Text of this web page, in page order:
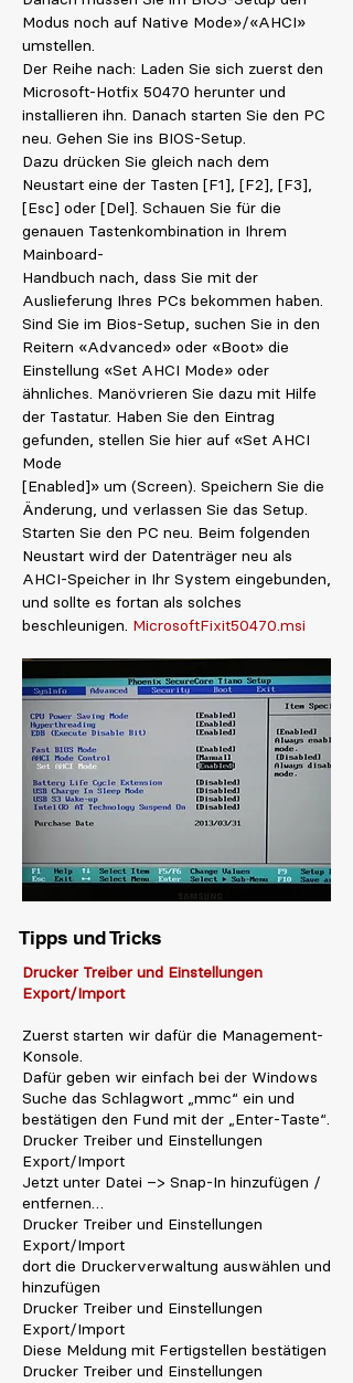
Modus noch auf Native Mode»/«AHCI»
umstellen.
Der Reihe nach: Laden Sie sich zuerst den
Microsoft-Hotfix 50470 herunter und
installieren ihn. Danach starten Sie den PC
neu. Gehen Sie ins BIOS-Setup.
Dazu drücken Sie gleich nach dem
Neustart eine der Tasten [F1], [F2], [F3],
[Esc] oder [Del]. Schauen Sie für die
genauen Tastenkombination in Ihrem
Mainboard-
Handbuch nach, dass Sie mit der
Auslieferung Ihres PCs bekommen haben.
Sind Sie im Bios-Setup, suchen Sie in den
Reitern «Advanced» oder «Boot» die
Einstellung «Set AHCI Mode» oder
ähnliches. Manövrieren Sie dazu mit Hilfe
der Tastatur. Haben Sie den Eintrag
gefunden, stellen Sie hier auf «Set AHCI
Mode
[Enabled]» um (Screen). Speichern Sie die
Änderung, und verlassen Sie das Setup.
Starten Sie den PC neu. Beim folgenden
Neustart wird der Datenträger neu als
AHCI-Speicher in Ihr System eingebunden,
und sollte es fortan als solches
beschleunigen. MicrosoftFixit50470.msi
Tipps und Tricks
Drucker Treiber und Einstellungen
Export/Import
Zuerst starten wir dafür die Management-
Konsole.
Dafür geben wir einfach bei der Windows
Suche das Schlagwort „mmc“ ein und
bestätigen den Fund mit der „Enter-Taste“.
Drucker Treiber und Einstellungen
Export/Import
Jetzt unter Datei –> Snap-In hinzufügen /
entfernen…
Drucker Treiber und Einstellungen
Export/Import
dort die Druckerverwaltung auswählen und
hinzufügen
Drucker Treiber und Einstellungen
Export/Import
Diese Meldung mit Fertigstellen bestätigen
Drucker Treiber und Einstellungen